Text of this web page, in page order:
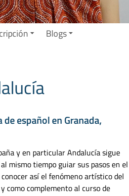
Blogs
español en Granada,
y en particular Andalucía sigue
mismo tiempo guiar sus pasos en el
así el fenómeno artístico del
como complemento al curso de